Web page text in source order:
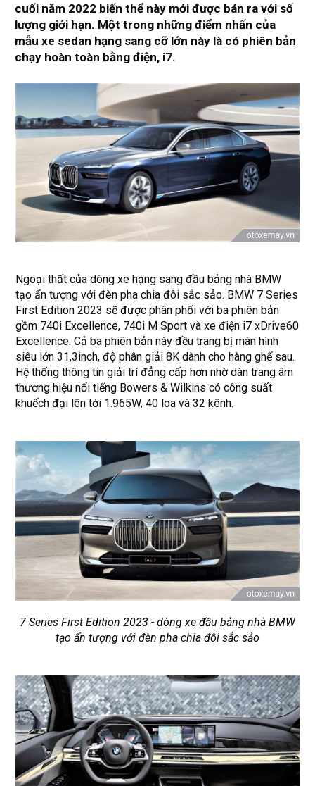
cuối năm 2022 biến thể này mới được bán ra với số
lượng giới hạn. Một trong những điểm nhấn của
mẫu xe sedan hạng sang cỡ lớn này là có phiên bản
chạy hoàn toàn bằng điện, i7.
Ngoại thất của dòng xe hạng sang đầu bảng nhà BMW
tạo ấn tượng với đèn pha chia đôi sắc sảo. BMW 7 Series
First Edition 2023 sẽ được phân phối với ba phiên bản
gồm 740i Excellence, 740i M Sport và xe điện i7 xDrive60
Excellence. Cả ba phiên bản này đều trang bị màn hình
siêu lớn 31,3inch, độ phân giải 8K dành cho hàng ghế sau.
Hệ thống thông tin giải trí đẳng cấp hơn nhờ dàn trang âm
thương hiệu nổi tiếng Bowers & Wilkins có công suất
khuếch đại lên tới 1.965W, 40 loa và 32 kênh.
7 Series First Edition 2023 - dòng xe đầu bảng nhà BMW
tạo ấn tượng với đèn pha chia đôi sắc sảo